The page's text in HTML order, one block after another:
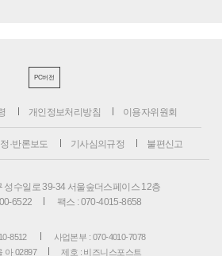
PC버전
개인정보처리방침 이용자위원회
·반론보도 기사심의규정 불편신고
성수일로 39-34 서울숲더스페이스 12층
6522
팩스 : 070-4015-8658
8512
사업본부 : 070-4010-7078
아 02897
제호 : 비즈니스포스트